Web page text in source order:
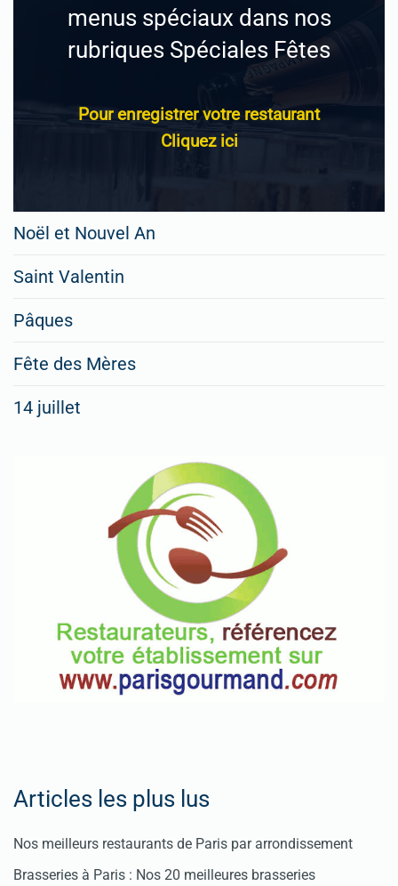
menus spéciaux dans nos
rubriques Spéciales Fêtes
Pour enregistrer votre restaurant
Cliquez ici
Noël et Nouvel An
Saint Valentin
Pâques
Fête des Mères
14 juillet
Articles les plus lus
Nos meilleurs restaurants de Paris par arrondissement
Brasseries à Paris : Nos 20 meilleures brasseries